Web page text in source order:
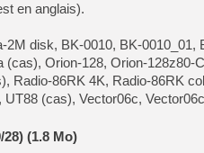
en anglais).
disk, BK-0010, BK-0010_01,
Orion-128, Orion-128z80-
Radio-86RK 4K, Radio-86RK
(cas), Vector06c,
28) (1.8 Mo)